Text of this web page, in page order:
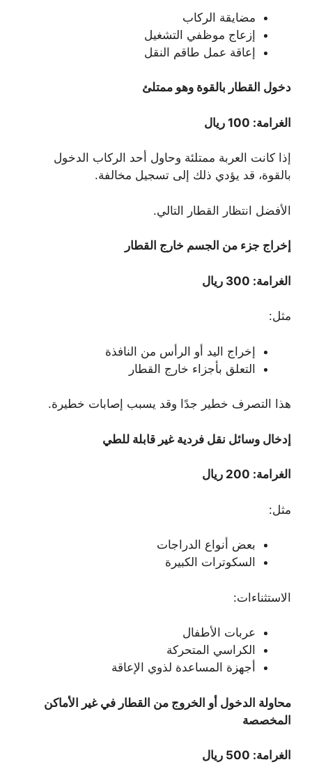
مضايقة الركاب
إزعاج موظفي التشغيل
إعاقة عمل طاقم النقل
دخول القطار بالقوة وهو ممتلئ
الغرامة: 100 ريال
إذا كانت العربة ممتلئة وحاول أحد الركاب الدخول
بالقوة، قد يؤدي ذلك إلى تسجيل مخالفة.
الأفضل انتظار القطار التالي.
إخراج جزء من الجسم خارج القطار
الغرامة: 300 ريال
مثل:
إخراج اليد أو الرأس من النافذة
التعلق بأجزاء خارج القطار
هذا التصرف خطير جدًا وقد يسبب إصابات خطيرة.
إدخال وسائل نقل فردية غير قابلة للطي
الغرامة: 200 ريال
مثل:
بعض أنواع الدراجات
السكوترات الكبيرة
الاستثناءات:
عربات الأطفال
الكراسي المتحركة
أجهزة المساعدة لذوي الإعاقة
محاولة الدخول أو الخروج من القطار في غير الأماكن
المخصصة
الغرامة: 500 ريال